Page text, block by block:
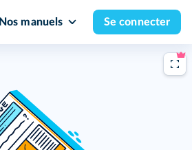
Nos manuels Se connecter